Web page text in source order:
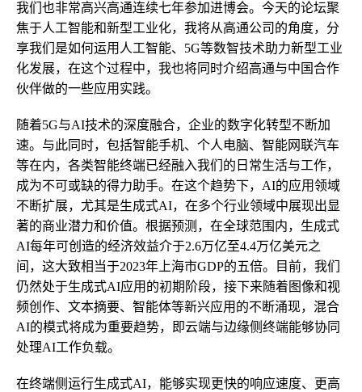
我们也非常高兴高通连续七年参加进博会。今天的论坛聚
焦于人工智能和新型工业化，我将从高通公司的角度，分
享我们是如何运用人工智能、5G等数智技术助力新型工业
化发展，在这个过程中，我也将同时介绍高通与中国合作
伙伴做的一些应用实践。
随着5G与AI技术的深度融合，企业的数字化转型不断加
速。与此同时，包括智能手机、个人电脑、智能网联汽车
等在内，各类智能终端已经融入我们的日常生活与工作，
成为不可或缺的得力助手。在这个趋势下，AI的应用领域
不断扩展，尤其是生成式AI，在多个行业领域中展现出显
著的商业潜力和价值。根据预测，在全球范围内，生成式
AI每年可创造的经济效益介于2.6万亿至4.4万亿美元之
间，这大致相当于2023年上海市GDP的五倍。目前，我们
仍然处于生成式AI应用的初期阶段，接下来随着图像和视
频创作、文本摘要、智能体等新兴应用的不断涌现，混合
AI的模式将成为重要趋势，即云端与边缘侧终端能够协同
处理AI工作负载。
在终端侧运行生成式AI，能够实现更快的响应速度、更高